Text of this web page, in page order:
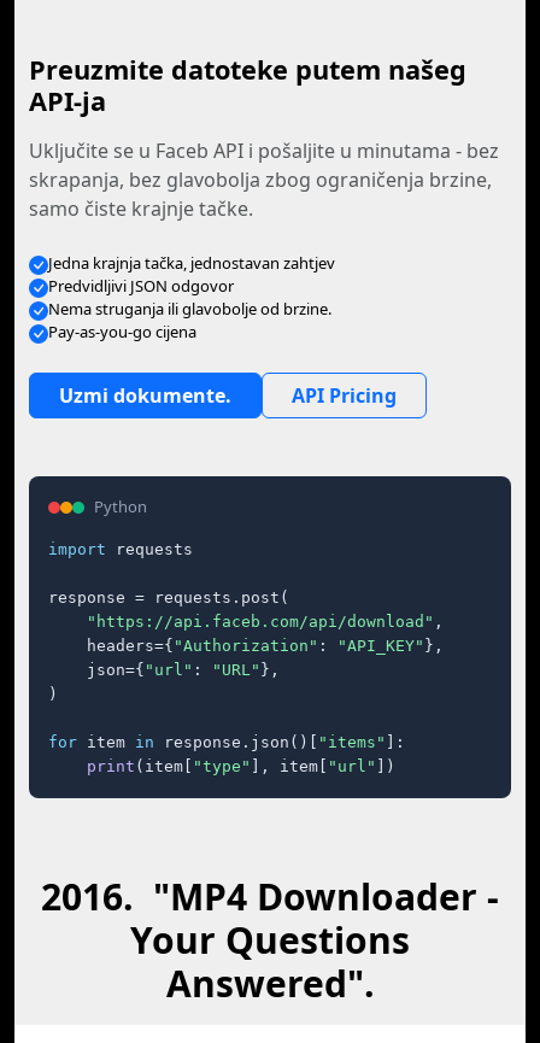
Preuzmite datoteke putem našeg
API-ja
Uključite se u Faceb API i pošaljite u minutama - bez
skrapanja, bez glavobolja zbog ograničenja brzine,
samo čiste krajnje tačke.
Jedna krajnja tačka, jednostavan zahtjev
Predvidljivi JSON odgovor
Nema struganja ili glavobolje od brzine.
Pay-as-you-go cijena
Uzmi dokumente. API Pricing
Python
import requests
response = requests.post(
"https://api.faceb.com/api/download" ,
    headers={
"Authorization" : "API_KEY" },
    json={
"url" : "URL" },
)
for item in response.json()[ "items"
]:
print (item[ "type" ], item[ "url" ])
2016. "MP4 Downloader -
Your Questions
Answered".